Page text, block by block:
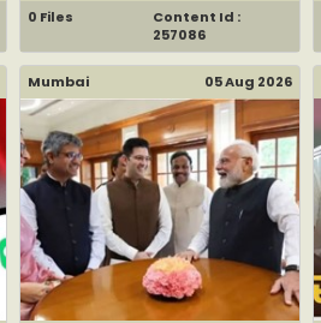
0 Files
Content Id :
257086
Mumbai 05 Aug 2026